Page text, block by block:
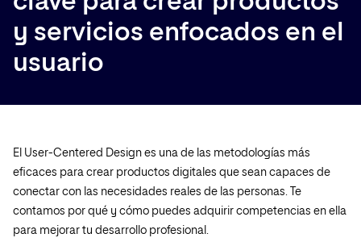
y servicios enfocados en el
usuario
El User-Centered Design es una de las metodologías más
eficaces para crear productos digitales que sean capaces de
conectar con las necesidades reales de las personas. Te
contamos por qué y cómo puedes adquirir competencias en ella
para mejorar tu desarrollo profesional.